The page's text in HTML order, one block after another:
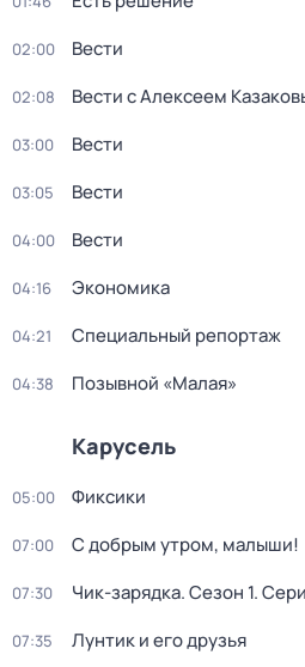
02:00 Вести
02:08 Вести с Алексеем
03:00 Вести
03:05 Вести
04:00 Вести
04:16 Экономика
04:21 Специальный репортаж
04:38 Позывной «Малая»
Карусель
05:00 Фиксики
07:00 С добрым утром, малыши!
07:30 Чик-зарядка. Сезон 1.
07:35 Лунтик и его друзья